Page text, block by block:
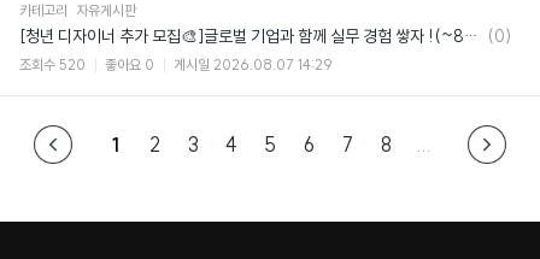
카테고리 자유게시판
[청년 디자이너 추가 모집🎨]글로벌 기업과 함께 실무 경험 쌓자 !(~8/14 마감)
댓
(0)
조회수 520 좋아요 0 게시일 2026.08.07 14:29
1 2 3 4 5 6 7 8